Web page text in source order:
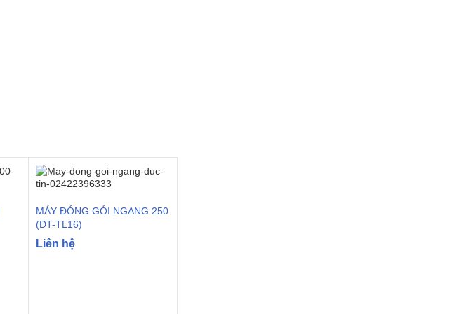
MÁY ĐÓNG GÓI NGANG 250
(ĐT-TL16)
Liên hệ